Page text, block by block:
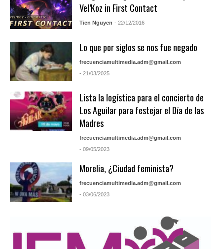
Vel’Koz in First Contact
Tien Nguyen - 22/12/2016
Lo que por siglos se nos fue negado
frecuenciamultimedia.adm@gmail.com
- 21/03/2025
Lista la logística para el concierto de
Los Aguilar para festejar el Día de las
Madres
frecuenciamultimedia.adm@gmail.com
- 09/05/2023
Morelia, ¿Ciudad feminista?
frecuenciamultimedia.adm@gmail.com
- 03/06/2023